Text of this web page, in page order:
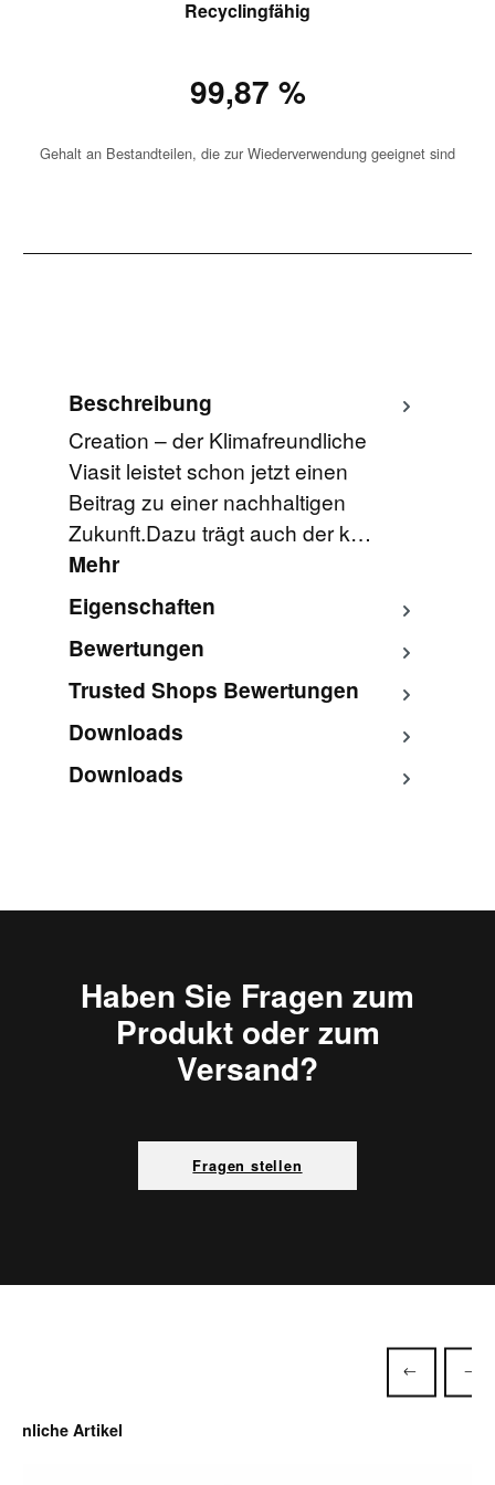
Recyclingfähig
99,87 %
Gehalt an Bestandteilen, die zur Wiederverwendung geeignet sind
Beschreibung
Creation – der Klimafreundliche
Viasit leistet schon jetzt einen
Beitrag zu einer nachhaltigen
Zukunft.Dazu trägt auch der k…
Mehr
Eigenschaften
Bewertungen
Trusted Shops Bewertungen
Downloads
Downloads
Haben Sie Fragen zum
Produkt oder zum
Versand?
Fragen stellen
Produktgalerie überspringen
Ähnliche Artikel